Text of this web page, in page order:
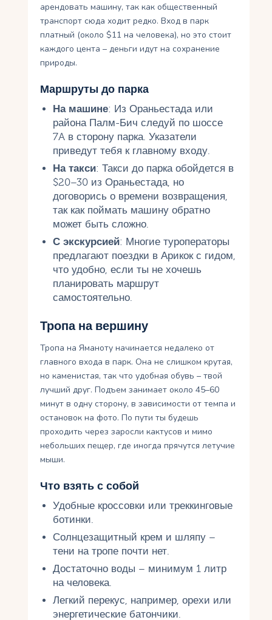
арендовать машину, так как общественный
транспорт сюда ходит редко. Вход в парк
платный (около $11 на человека), но это стоит
каждого цента – деньги идут на сохранение
природы.
Маршруты до парка
На машине: Из Ораньестада или
района Палм-Бич следуй по шоссе
7A в сторону парка. Указатели
приведут тебя к главному входу.
На такси: Такси до парка обойдется в
$20–30 из Ораньестада, но
договорись о времени возвращения,
так как поймать машину обратно
может быть сложно.
С экскурсией: Многие туроператоры
предлагают поездки в Арикок с гидом,
что удобно, если ты не хочешь
планировать маршрут
самостоятельно.
Тропа на вершину
Тропа на Яманоту начинается недалеко от
главного входа в парк. Она не слишком крутая,
но каменистая, так что удобная обувь – твой
лучший друг. Подъем занимает около 45–60
минут в одну сторону, в зависимости от темпа и
остановок на фото. По пути ты будешь
проходить через заросли кактусов и мимо
небольших пещер, где иногда прячутся летучие
мыши.
Что взять с собой
Удобные кроссовки или треккинговые
ботинки.
Солнцезащитный крем и шляпу –
тени на тропе почти нет.
Достаточно воды – минимум 1 литр
на человека.
Легкий перекус, например, орехи или
энергетические батончики.